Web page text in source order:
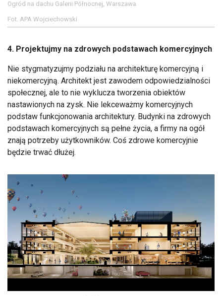
Ogród na dachu Galerii Północnej, Warszawa
Fot. APA Wojciechowski
4. Projektujmy na zdrowych podstawach komercyjnych
Nie stygmatyzujmy podziału na architekturę komercyjną i
niekomercyjną. Architekt jest zawodem odpowiedzialności
społecznej, ale to nie wyklucza tworzenia obiektów
nastawionych na zysk. Nie lekceważmy komercyjnych
podstaw funkcjonowania architektury. Budynki na zdrowych
podstawach komercyjnych są pełne życia, a firmy na ogół
znają potrzeby użytkowników. Coś zdrowe komercyjnie
będzie trwać dłużej.